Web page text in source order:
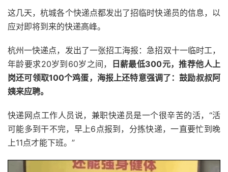
这几天，杭城各个快递点都发出了招临时快递员的信息，以
应对即将到来的快递高峰。
杭州一快递点，发出了一张招工海报：急招双十一临时工，
年龄要求20岁到60岁之间，
日薪最低300元，推荐他人上
岗还可领取100个鸡蛋，海报上还特意强调了：鼓励叔叔阿
姨来应聘。
快递网点工作人员说，兼职快递员是一个很辛苦的活，“活
可能多到干不完，早上6点报到，分拣快递，一直要忙到晚
上11点才能下班。”